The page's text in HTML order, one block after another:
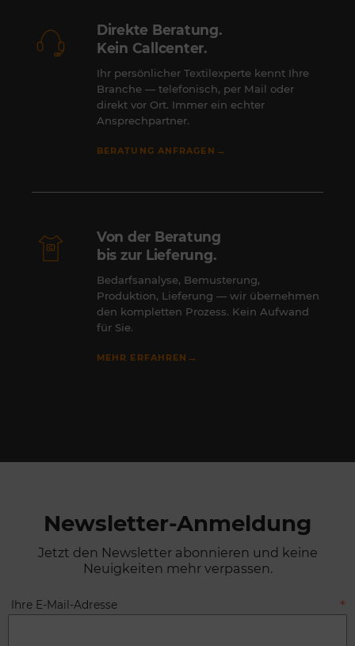
Direkte Beratung.
Kein Callcenter.
Ihr persönlicher Textilexperte kennt Ihre
Branche — telefonisch, per Mail oder
direkt vor Ort. Immer ein echter
Ansprechpartner.
BERATUNG ANFRAGEN →
Von der Beratung
bis zur Lieferung.
Bedarfsanalyse, Bemusterung,
Produktion, Lieferung — wir übernehmen
den kompletten Prozess. Kein Aufwand
für Sie.
MEHR ERFAHREN →
Newsletter-Anmeldung
Jetzt den Newsletter abonnieren und keine
Neuigkeiten mehr verpassen.
Ihre E-Mail-Adresse